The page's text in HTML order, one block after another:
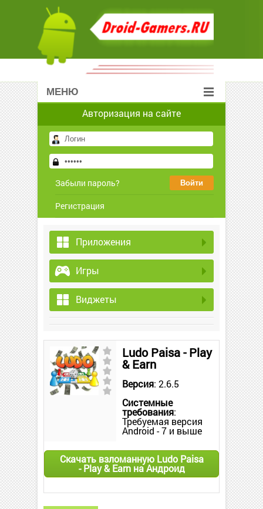
МЕНЮ
Авторизация на сайте
Забыли пароль?
Регистрация
Приложения
Игры
Виджеты
Ludo Paisa - Play
& Earn
Версия: 2.6.5
Системные
требования:
Требуемая версия
Android - 7 и выше
Скачать взломанную Ludo Paisa
- Play & Earn на Андроид